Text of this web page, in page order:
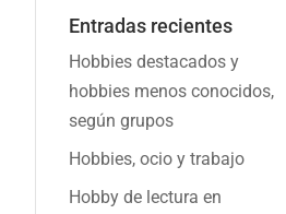
Entradas recientes
Hobbies destacados y
hobbies menos conocidos,
según grupos
Hobbies, ocio y trabajo
Hobby de lectura en